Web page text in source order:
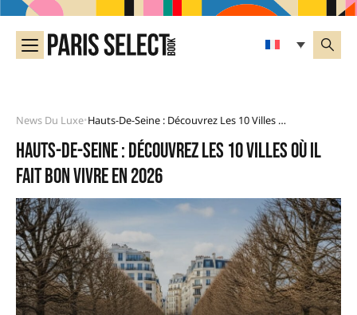
News Du Luxe• Hauts-De-Seine : Découvrez Les 10 Villes Où Il Fait Bon Vivre En 2026
Hauts-de-Seine : découvrez les 10 villes où il
fait bon vivre en 2026